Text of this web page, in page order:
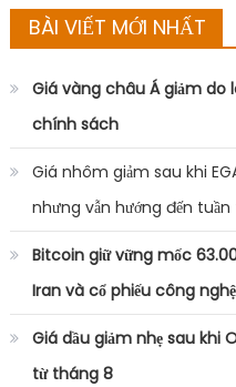
BÀI VIẾT MỚI NHẤT
Giá vàng châu Á giảm do
chính sách
Giá nhôm giảm sau khi
nhưng vẫn hướng đến
Bitcoin giữ vững mốc
Iran và cổ phiếu công nghệ
Giá dầu giảm nhẹ sau khi
từ tháng 8